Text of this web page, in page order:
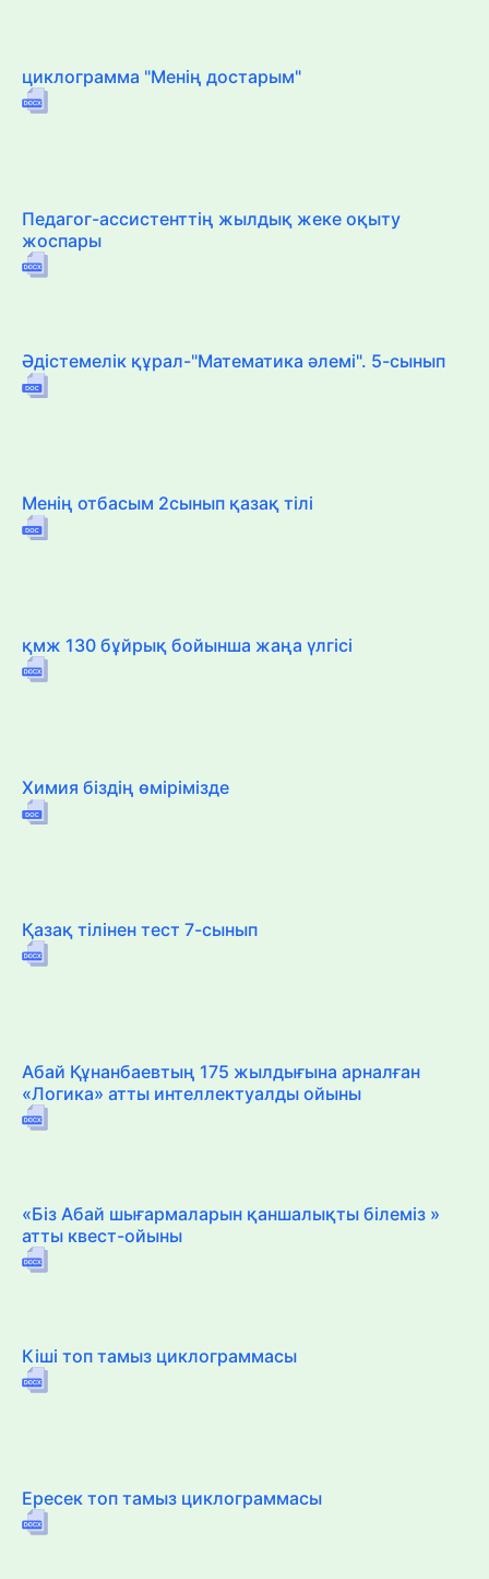
циклограмма "Менің достарым"
Педагог-ассистенттің жылдық жеке оқыту
жоспары
Әдістемелік құрал-"Математика әлемі". 5-сынып
Менің отбасым 2сынып қазақ тілі
қмж 130 бұйрық бойынша жаңа үлгісі
Химия біздің өмірімізде
Қазақ тілінен тест 7-сынып
Абай Құнанбаевтың 175 жылдығына арналған
«Логика» атты интеллектуалды ойыны
«Біз Абай шығармаларын қаншалықты білеміз »
атты квест-ойыны
Кіші топ тамыз циклограммасы
Ересек топ тамыз циклограммасы